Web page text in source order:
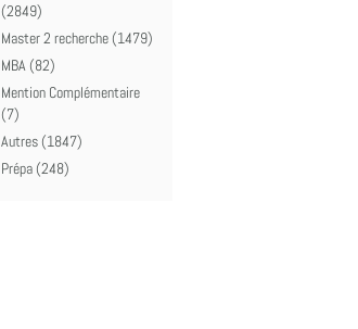
(2849)
Master 2 recherche (1479)
MBA (82)
Mention Complémentaire
(7)
Autres (1847)
Prépa (248)